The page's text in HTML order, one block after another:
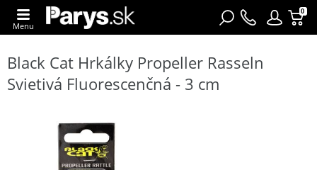
0
Menu
Black Cat Hrkálky Propeller Rasseln
Svietivá Fluorescenčná - 3 cm